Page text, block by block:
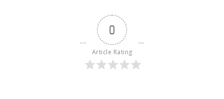
0
Article Rating